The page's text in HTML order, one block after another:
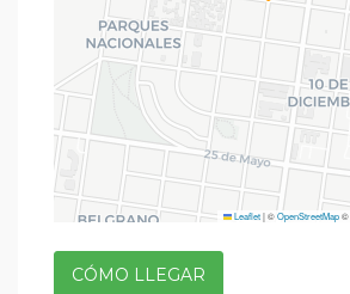
Leaflet|©OpenStreetMap©
CÓMO LLEGAR